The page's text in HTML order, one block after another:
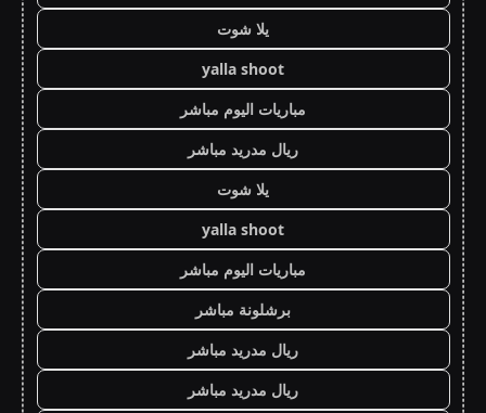
يلا شوت
yalla shoot
مباريات اليوم مباشر
ريال مدريد مباشر
يلا شوت
yalla shoot
مباريات اليوم مباشر
برشلونة مباشر
ريال مدريد مباشر
ريال مدريد مباشر